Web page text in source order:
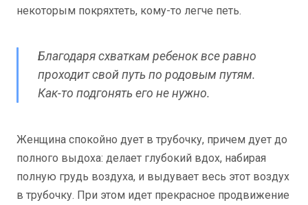
некоторым покряхтеть, кому-то легче петь.
Благодаря схваткам ребенок все равно
проходит свой путь по родовым путям.
Как-то подгонять его не нужно.
Женщина спокойно дует в трубочку, причем дует до
полного выдоха: делает глубокий вдох, набирая
полную грудь воздуха, и выдувает весь этот воздух
в трубочку. При этом идет прекрасное продвижение